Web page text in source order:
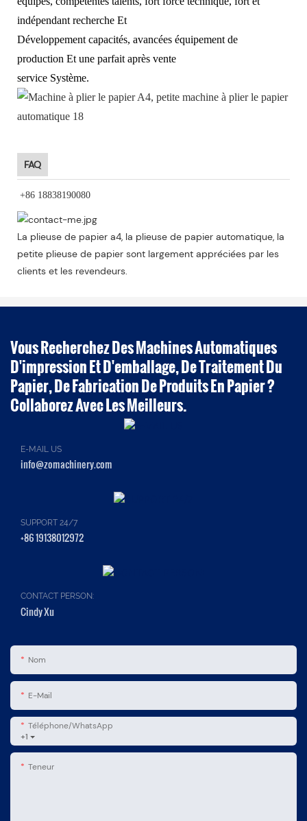
indépendant recherche Et
Développement capacités, avancées équipement de
production Et une parfait après vente
service Système.
FAQ
+86 18838190080
La plieuse de papier a4, la plieuse de papier automatique, la
petite plieuse de papier sont largement appréciées par les
clients et les revendeurs.
Vous Recherchez Des Machines Automatiques
D'impression Et D'emballage, De Traitement Du
Papier, De Fabrication De Produits En Papier ?
Collaborez Avec Les Meilleurs.
E-MAIL US
info@zomachinery.com
SUPPORT 24/7
+86 19138012972
CONTACT PERSON:
Cindy Xu
Nom
E-Mail
+1
Téléphone/WhatsApp
Teneur